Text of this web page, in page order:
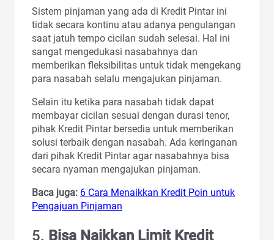
Sistem pinjaman yang ada di Kredit Pintar ini
tidak secara kontinu atau adanya pengulangan
saat jatuh tempo cicilan sudah selesai. Hal ini
sangat mengedukasi nasabahnya dan
memberikan fleksibilitas untuk tidak mengekang
para nasabah selalu mengajukan pinjaman.
Selain itu ketika para nasabah tidak dapat
membayar cicilan sesuai dengan durasi tenor,
pihak Kredit Pintar bersedia untuk memberikan
solusi terbaik dengan nasabah. Ada keringanan
dari pihak Kredit Pintar agar nasabahnya bisa
secara nyaman mengajukan pinjaman.
Baca juga: 6 Cara Menaikkan Kredit Poin untuk
Pengajuan Pinjaman
5. Bisa Naikkan Limit Kredit